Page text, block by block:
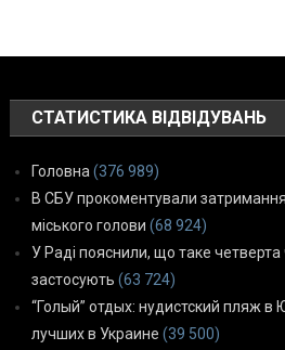
СТАТИСТИКА ВІДВІДУВАНЬ
Головна (376 989)
В СБУ прокоментували
міського голови (68 924)
У Раді пояснили, що таке четверта
застосують (63 724)
“Голый” отдых: нудистский пляж в
лучших в Украине (39 500)